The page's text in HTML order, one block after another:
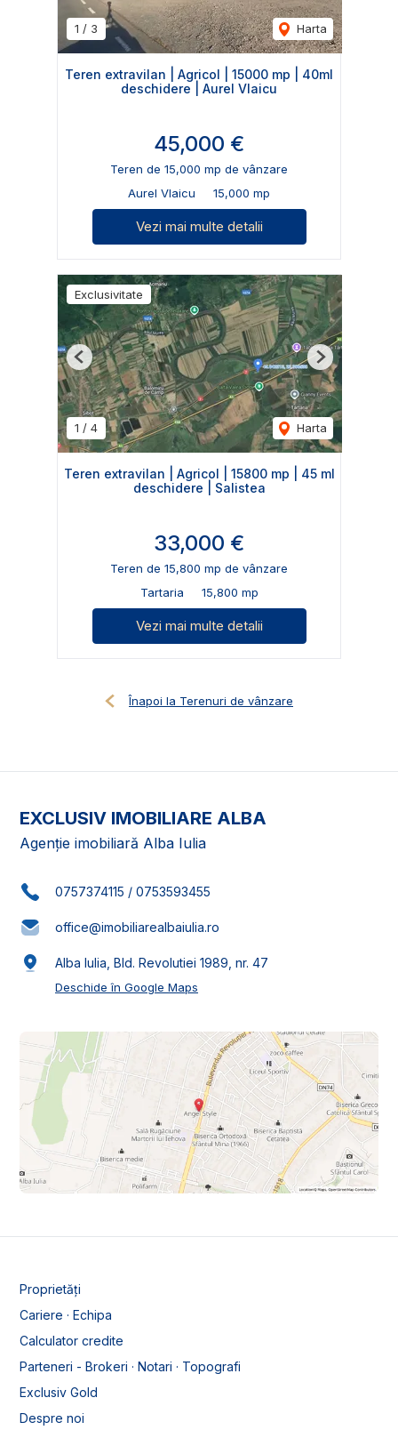
1 / 3 Harta
Teren extravilan | Agricol | 15000 mp | 40ml
deschidere | Aurel Vlaicu
45,000 €
Teren de 15,000 mp de vânzare
Aurel Vlaicu
15,000 mp
Vezi mai multe detalii
Exclusivitate
1 / 4 Harta
Previous Next
Teren extravilan | Agricol | 15800 mp | 45 ml
deschidere | Salistea
33,000 €
Teren de 15,800 mp de vânzare
Tartaria
15,800 mp
Vezi mai multe detalii
Înapoi la Terenuri de vânzare
EXCLUSIV IMOBILIARE ALBA
Agenție imobiliară Alba Iulia
0757374115 / 0753593455
office@imobiliarealbaiulia.ro
Alba Iulia, Bld. Revolutiei 1989, nr. 47
Deschide în Google Maps
Proprietăți
Cariere · Echipa
Calculator credite
Parteneri - Brokeri · Notari · Topografi
Exclusiv Gold
Despre noi